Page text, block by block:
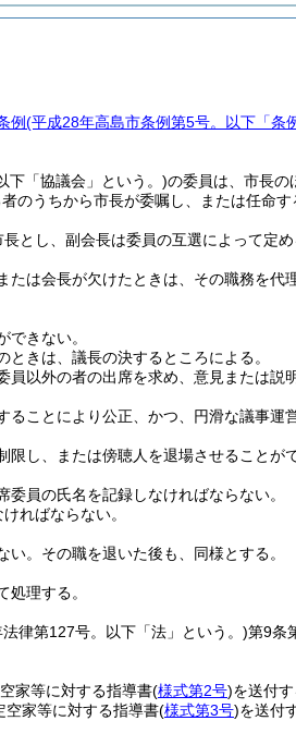
例(平成28年高島市条例第5号。以下「条
下「協議会」という。)の委員は、市長の
のうちから市長が委嘱し、または任命す
とし、副会長は委員の互選によって定め
は会長が欠けたときは、その職務を代理
きない。
きは、議長の決するところによる。
以外の者の出席を求め、意見または説
ることにより公正、かつ、円滑な議事
し、または傍聴人を退場させることがで
員の氏名を記録しなければならない。
ればならない。
。 その職を退いた後も、同様とする。
理する。
律第127号。以下「法」という。)第9条
家等に対する指導書(様式第2号)を送付
空家等に対する指導書(様式第3号)を送付